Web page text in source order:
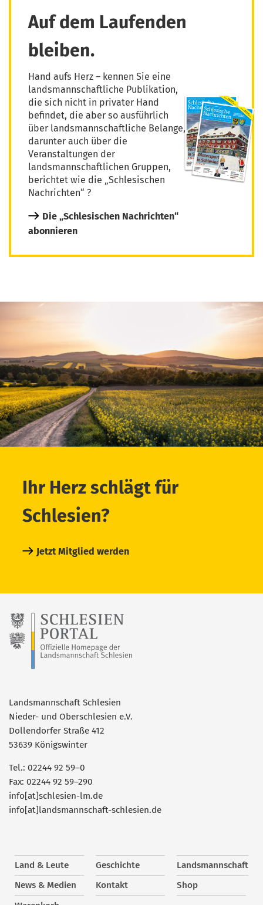
Auf dem Laufenden
bleiben.
Hand aufs Herz – kennen Sie eine
landsmannschaftliche Publikation,
die sich nicht in privater Hand
befindet, die aber so ausführlich
über landsmannschaftliche Belange,
darunter auch über die
Veranstaltungen der
landsmannschaftlichen Gruppen,
berichtet wie die „Schlesischen
Nachrichten“ ?
Die „Schlesischen Nachrichten“
abonnieren
Ihr Herz schlägt für
Schlesien?
Jetzt Mitglied werden
Landsmannschaft Schlesien
Nieder- und Oberschlesien e.V.
Dollendorfer Straße 412
53639 Königswinter
Tel.: 02244 92 59–0
Fax: 02244 92 59–290
info[at]schlesien-lm.de
info[at]landsmannschaft-schlesien.de
Land & Leute Geschichte
Landsmannschaft
News & Medien
Kontakt
Shop